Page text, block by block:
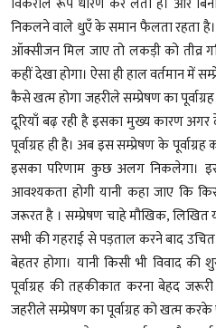
निकलने वाले धुएँ के समान फैलता रहता
ऑक्सीजन मिल जाए तो लकड़ी को
कहीं देखा होगा। ऐसा ही हाल वर्तमान में
कैसे खत्म होगा जहरीले सम्प्रेषण का
दूरियाँ बढ़ रही है इसका मुख्य कारण अगर
पूर्वाग्रह ही है। अब इस सम्प्रेषण के
इसका परिणाम कुछ अलग निकलेगा।
आवश्यकता होगी यानी कहा जाए कि
जरूरत है । सम्प्रेषण चाहे मौखिक, लिखित
सभी की गहराई से पड़ताल करने बाद
बेहतर होगा। यानी किसी भी विवाद
पूर्वाग्रह की तहकीकात करना बेहद
जहरीले सम्प्रेषण का पूर्वाग्रह को खत्म